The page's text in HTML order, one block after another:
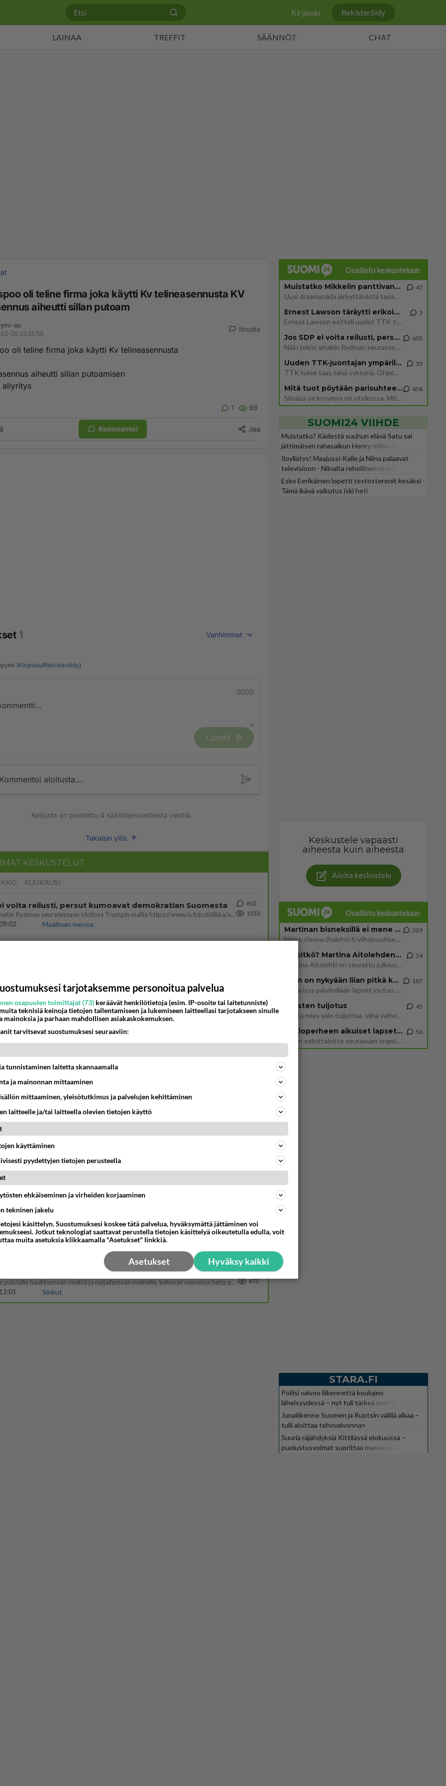
Kirjaudu Rekisteröidy
LAINAA TREFFIT SÄÄNNÖT CHAT
oli teline firma joka käytti Kv telineasennusta KV
aiheutti sillan putoam
ap
29 23:25:58
Ilmoita
oli teline firma joka käytti Kv telineasennusta
aiheutti sillan putoamisen
aliyritys
1 98
Kommentoi Jaa
1 Vanhimmat
(Kirjaudu/Rekisteröidy)
5000
Lähetä
Kommentoi aloitusta...
Ketjusta on poistettu 4 sääntöjenvastaista viestiä.
Takaisin ylös
KESKUSTELUT
KUUKAUSI
voita reilusti, persut kumoavat demokratian Suomesta
Näin tekisi ainakin Rydman seuratessaan idolinsa Trumpin mallia https://www.is.fi/politiikka/art-2000012187244.html
Maailman menoa
602
1533
Perussuomalaisten kannatus nousi rytinällä Ylen tänään julkaisemassa tuoreimmassa gallup-kyselyssä.
Maailman menoa
täysi-ikäinen hukkui?
vielä minusta?
Ikävä
ihana. Tunsitko sen sähkön meidän välillä kun oltiin ihan låhekkäin? 👩‍❤️‍👩❤️😼😘
Ikävä
pakkaus
pakkaus nainen.
29
Tulevat tänne palstalle haukkumaan miehiä ja naljailemaan miehelle, kehuvat olevansa heitä parempia. Itse asuvat MIEHE
Sinkut
157
473
Osallistu keskusteluun
Muistatko Mikkelin panttivankidraaman?
Uusi draamasarja järkyttävästä tapauksesta on tulossa. Tositapahtumiin perustuva sarja ammentaa vuoden 1986 Mikkelin pan
47
Ernest Lawson täräytti erikoisen heiton TTK-lehdistötilaisuudessa: " Onko tässä tarkoituksena...?"
Ernest Lawson esitteli uudet TTK-tähtioppilaat ja opettajat torstaina 6.8. lehdistölle. Tulevalla kaudella on yksi hausk
3
Jos SDP ei voita reilusti, persut kumoavat demokratian Suomesta
Näin tekisi ainakin Rydman seuratessaan idolinsa Trumpin mallia https://www.is.fi/politiikka/art-2000012187244.html
603
Uuden TTK-juontajan ympärillä epätietoisuus sakenee - Nyt MTV hämmentää soppaa
TTK tulee taas tänä syksynä. Ohjelman uudet tähtioppilaat julkistetaan torstaina 6. elokuuta klo 14 alkavassa lehdistö
35
Mitä tuot pöytään parisuhteessa?
Siinäpä se kysymys on otsikossa. Mitäpä siis tuot/toisit pöytään parisuhteessa? Oletko mies vai nainen? Koetko sen mitä
458
SUOMI24 VIIHDE
Muistatko? Kädestä suuhun elävä Satu sai
jättimäisen rahasalkun Henry-miljonääriltä
Iloyllätys! Maajussi-Kalle ja Niina palaavat
televisioon - Niinalta rehellinen reaktio:
"KÄÄKS!"
Esko Eerikäinen lopetti testosteronit kesäksi -
Tämä ikävä vaikutus iski heti
Keskustele vapaasti
aiheesta kuin aiheesta
Aloita keskustelu
Osallistu keskusteluun
Martinan bisneksillä ei mene hyvin
https://www.iltalehti.fi/viihdeuutiset/a/c46da6ab-340f-4790-aaa7-0865eed2336 Yrityksen konkurssihakemus on tullut kärä
329
Tiesitkö? Martina Aitolehden isäpuoli on tämä suosittu laulaja
Martina Aitolehti on seurattu julkisuuden henkilö. Lähipiiriin mahtuu muitakin tunnettuja henkilöitä. Tiesitkö, että Ma
34
2 km on nykyään liian pitkä koulumatka
Hesarissa päivitellään lapset joutuu nyt kulkemaan 2 km kouluun jösses. Ruostefillarilla tuo matka menee vaikka miten äk
107
Miesten tuijotus
Mutta mies vain tuijottaa, siinä vaiheessa käännän itse pään pois. Mikä juttu? Yleensä jos joku tuijottaa tai katsoo, hä
45
Uusioperheen aikuiset lapset tyhjentää jääkaapin käydessään
Miten selvittäisitte seuraavan ongelman, meillä on uusioperhe, minulla teini-ikäiset lapset ja puolisolla aikuiset, jotk
56
STARA.FI
Poliisi valvoo liikennettä koulujen
läheisyydessä – nyt tuli tärkeä muistutus
Junaliikenne Suomen ja Ruotsin välillä alkaa –
tulli aloittaa tehovalvonnan
Suuria räjähdyksiä Kittilässä elokuussa –
puolustusvoimat suorittaa massaräjäytyksiä
tarjotaksemme personoitua palvelua
osapuolen toimittajat (73) keräävät henkilötietoja (esim. IP-osoite tai laitetunniste)
teknisiä keinoja tietojen tallentamiseen ja lukemiseen laitteellasi tarjotakseen sinulle
ja parhaan mahdollisen asiakaskokemuksen.
tarvitsevat suostumuksesi seuraaviin:
tunnistaminen laitetta skannaamalla
ja mainonnan mittaaminen
mittaaminen, yleisötutkimus ja palvelujen kehittäminen
laitteelle ja/tai laitteella olevien tietojen käyttö
käyttäminen
pyydettyjen tietojen perusteella
ehkäiseminen ja virheiden korjaaminen
tekninen jakelu
käsittelyn. Suostumuksesi koskee tätä palvelua, hyväksymättä jättäminen voi
Jotkut teknologiat saattavat perustella tietojen käsittelyä oikeutetulla edulla, voit
muita asetuksia klikkaamalla "Asetukset" linkkiä.
Hyväksy kaikki
Asetukset